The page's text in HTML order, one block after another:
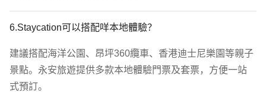
6.Staycation可以搭配咩本地體驗？
建議搭配海洋公園、昂坪360纜車、香港迪士尼樂園等親子
景點。永安旅遊提供多款本地體驗門票及套票，方便一站
式預訂。